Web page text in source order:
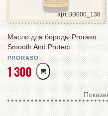
арт.BB000_138
Масло для бороды Proraso
Smooth And Protect
PRORASO
1 300РУБ